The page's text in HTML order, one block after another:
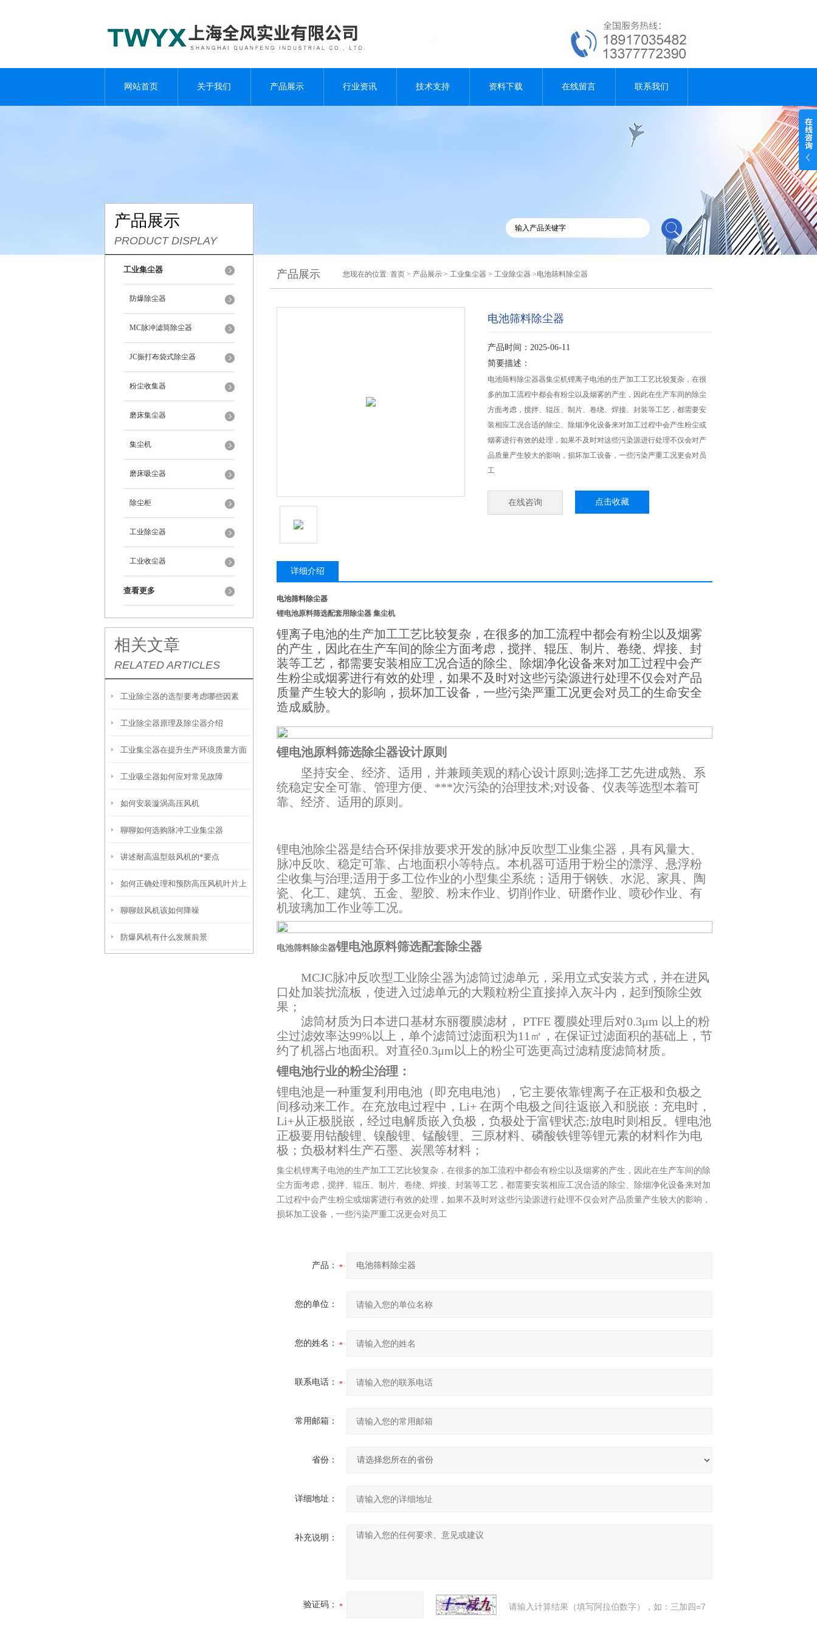
网站首页 关于我们 产品展示 行业资讯 技术支持 资料下载 在线留言 联系我们
产品展示
PRODUCT DISPLAY
工业集尘器
防爆除尘器
MC脉冲滤筒除尘器
JC振打布袋式除尘器
粉尘收集器
磨床集尘器
集尘机
磨床吸尘器
除尘柜
工业除尘器
工业收尘器
查看更多
相关文章
RELATED ARTICLES
工业除尘器的选型要考虑哪些因素
工业除尘器原理及除尘器介绍
工业集尘器在提升生产环境质量方面
的作用有哪些？
工业吸尘器如何应对常见故障
如何安装漩涡高压风机
聊聊如何选购脉冲工业集尘器
讲述耐高温型鼓风机的*要点
如何正确处理和预防高压风机叶片上
的刮痕？
聊聊鼓风机该如何降噪
防爆风机有什么发展前景
产品展示 您现在的位置: 首页 > 产品展示 > 工业集尘器 > 工业除尘器 >电池筛料除尘器
电池筛料除尘器
产品时间：2025-06-11
简要描述：
电池筛料除尘器器集尘机锂离子电池的生产加工工艺比较复杂，在很
多的加工流程中都会有粉尘以及烟雾的产生，因此在生产车间的除尘
方面考虑，搅拌、辊压、制片、卷绕、焊接、封装等工艺，都需要安
装相应工况合适的除尘、除烟净化设备来对加工过程中会产生粉尘或
烟雾进行有效的处理，如果不及时对这些污染源进行处理不仅会对产
品质量产生较大的影响，损坏加工设备，一些污染严重工况更会对员
工
在线咨询 点击收藏
详细介绍
电池筛料除尘器
锂电池原料筛选配套用除尘器 集尘机
锂离子电池的生产加工工艺比较复杂，在很多的加工流程中都会有粉尘以及烟雾
的产生，因此在生产车间的除尘方面考虑，搅拌、辊压、制片、卷绕、焊接、封
装等工艺，都需要安装相应工况合适的除尘、除烟净化设备来对加工过程中会产
生粉尘或烟雾进行有效的处理，如果不及时对这些污染源进行处理不仅会对产品
质量产生较大的影响，损坏加工设备，一些污染严重工况更会对员工的生命安全
造成威胁。
锂电池原料筛选除尘器设计原则
坚持安全、经济、适用，并兼顾美观的精心设计原则;选择工艺先进成熟、系
统稳定安全可靠、管理方便、***次污染的治理技术;对设备、仪表等选型本着可
靠、经济、适用的原则。
锂电池除尘器是结合环保排放要求开发的脉冲反吹型工业集尘器，具有风量大、
脉冲反吹、稳定可靠、占地面积小等特点。本机器可适用于粉尘的漂浮、悬浮粉
尘收集与治理;适用于多工位作业的小型集尘系统；适用于钢铁、水泥、家具、陶
瓷、化工、建筑、五金、塑胶、粉末作业、切削作业、研磨作业、喷砂作业、有
机玻璃加工作业等工况。
电池筛料除尘器锂电池原料筛选配套除尘器
MCJC脉冲反吹型工业除尘器为滤筒过滤单元，采用立式安装方式，并在进风
口处加装扰流板，使进入过滤单元的大颗粒粉尘直接掉入灰斗内，起到预除尘效
果；
滤筒材质为日本进口基材东丽覆膜滤材， PTFE 覆膜处理后对0.3μm 以上的粉
尘过滤效率达99%以上，单个滤筒过滤面积为11㎡，在保证过滤面积的基础上，节
约了机器占地面积。对直径0.3μm以上的粉尘可选更高过滤精度滤筒材质。
锂电池行业的粉尘治理：
锂电池是一种重复利用电池（即充电电池），它主要依靠锂离子在正极和负极之
间移动来工作。在充放电过程中，Li+ 在两个电极之间往返嵌入和脱嵌：充电时，
Li+从正极脱嵌，经过电解质嵌入负极，负极处于富锂状态;放电时则相反。锂电池
正极要用钴酸锂、镍酸锂、锰酸锂、三原材料、磷酸铁锂等锂元素的材料作为电
极；负极材料生产石墨、炭黑等材料；
集尘机锂离子电池的生产加工工艺比较复杂，在很多的加工流程中都会有粉尘以及烟雾的产生，因此在生产车间的除
尘方面考虑，搅拌、辊压、制片、卷绕、焊接、封装等工艺，都需要安装相应工况合适的除尘、除烟净化设备来对加
工过程中会产生粉尘或烟雾进行有效的处理，如果不及时对这些污染源进行处理不仅会对产品质量产生较大的影响，
损坏加工设备，一些污染严重工况更会对员工
产品：
您的单位：
您的姓名：
联系电话：
常用邮箱：
省份：
详细地址：
补充说明：
验证码： 请输入计算结果（填写阿拉伯数字），如：三加四=7